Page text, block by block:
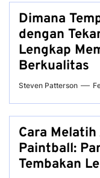
Dimana
dengan
Lengkap
Berkualitas
Steven Patterson
Cara
Paintball:
Tembakan